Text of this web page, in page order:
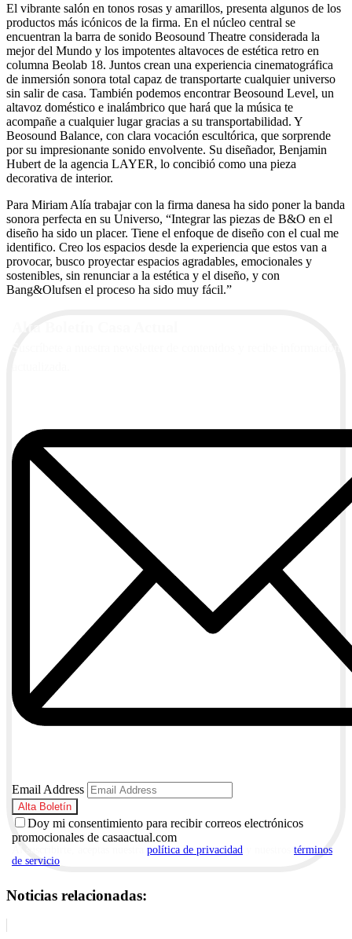
El vibrante salón en tonos rosas y amarillos, presenta algunos de los
productos más icónicos de la firma. En el núcleo central se
encuentran la barra de sonido Beosound Theatre considerada la
mejor del Mundo y los impotentes altavoces de estética retro en
columna Beolab 18. Juntos crean una experiencia cinematográfica
de inmersión sonora total capaz de transportarte cualquier universo
sin salir de casa. También podemos encontrar Beosound Level, un
altavoz doméstico e inalámbrico que hará que la música te
acompañe a cualquier lugar gracias a su transportabilidad. Y
Beosound Balance, con clara vocación escultórica, que sorprende
por su impresionante sonido envolvente. Su diseñador, Benjamin
Hubert de la agencia LAYER, lo concibió como una pieza
decorativa de interior.
Para Miriam Alía trabajar con la firma danesa ha sido poner la banda
sonora perfecta en su Universo, “Integrar las piezas de B&O en el
diseño ha sido un placer. Tiene el enfoque de diseño con el cual me
identifico. Creo los espacios desde la experiencia que estos van a
provocar, busco proyectar espacios agradables, emocionales y
sostenibles, sin renunciar a la estética y el diseño, y con
Bang&Olufsen el proceso ha sido muy fácil.”
Email Address
Doy mi consentimiento para recibir correos electrónicos
promocionales de casaactual.com
política de privacidad
términos
de servicio
Noticias relacionadas: